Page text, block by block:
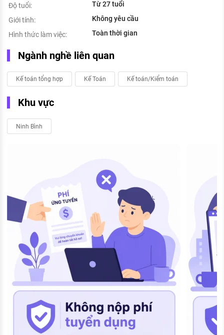
Độ tuổi:
Từ 27 tuổi
Giới tính:
Không yêu cầu
Hình thức làm việc:
Toàn thời gian
Ngành nghề liên quan
Kế toán tổng hợp Kế Toán Kế toán/Kiểm toán
Khu vực
Ninh Bình